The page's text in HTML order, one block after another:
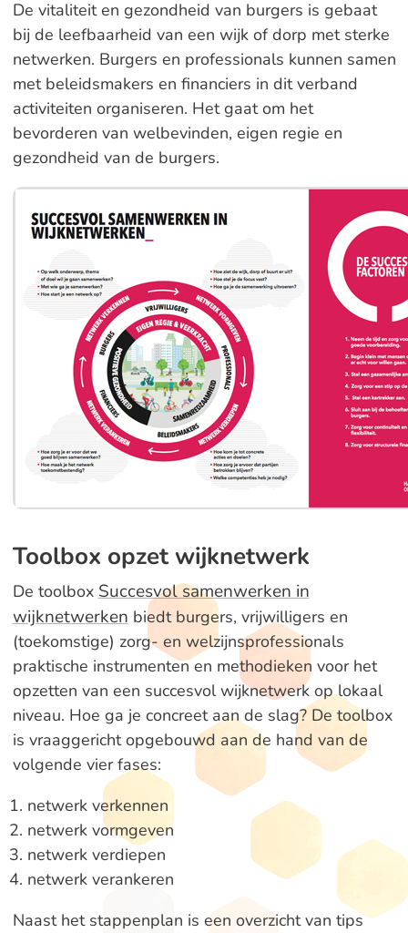
De vitaliteit en gezondheid van burgers is gebaat
bij de leefbaarheid van een wijk of dorp met sterke
netwerken. Burgers en professionals kunnen samen
met beleidsmakers en financiers in dit verband
activiteiten organiseren. Het gaat om het
bevorderen van welbevinden, eigen regie en
gezondheid van de burgers.
Toolbox opzet wijknetwerk
De toolbox Succesvol samenwerken in
wijknetwerken biedt burgers, vrijwilligers en
(toekomstige) zorg- en welzijnsprofessionals
praktische instrumenten en methodieken voor het
opzetten van een succesvol wijknetwerk op lokaal
niveau. Hoe ga je concreet aan de slag? De toolbox
is vraaggericht opgebouwd aan de hand van de
volgende vier fases:
netwerk verkennen
netwerk vormgeven
netwerk verdiepen
netwerk verankeren
Naast het stappenplan is een overzicht van tips